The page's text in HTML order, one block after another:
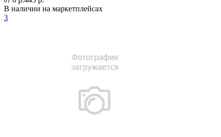
В наличии на маркетплейсах
3